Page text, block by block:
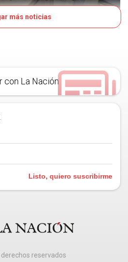
más noticias
con La Nación
Listo, quiero suscribirme
reservados